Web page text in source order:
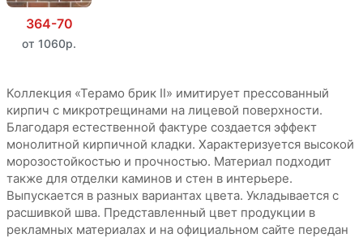
364-70
от 1060р.
Коллекция «Терамо брик II» имитирует прессованный
кирпич с микротрещинами на лицевой поверхности.
Благодаря естественной фактуре создается эффект
монолитной кирпичной кладки. Характеризуется высокой
морозостойкостью и прочностью. Материал подходит
также для отделки каминов и стен в интерьере.
Выпускается в разных вариантах цвета. Укладывается с
расшивкой шва. Представленный цвет продукции в
рекламных материалах и на официальном сайте передан